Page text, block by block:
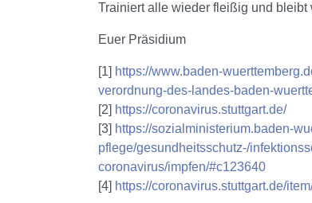
Trainiert alle wieder fleißig und bleibt
Euer Präsidium
[1] https://www.baden-
verordnung-des-landes-baden-
[2] https://coronavirus.stuttgart.de/
[3] https://sozialministerium.baden-
pflege/gesundheitsschutz-/
coronavirus/impfen/#c123640
[4] https://coronavirus.stuttgart.de/